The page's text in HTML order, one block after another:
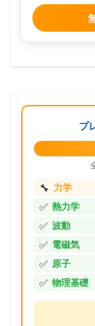
プ
🔧 力学
✅ 熱力学
✅ 波動
✅ 電磁気
✅ 原子
✅ 物理基礎